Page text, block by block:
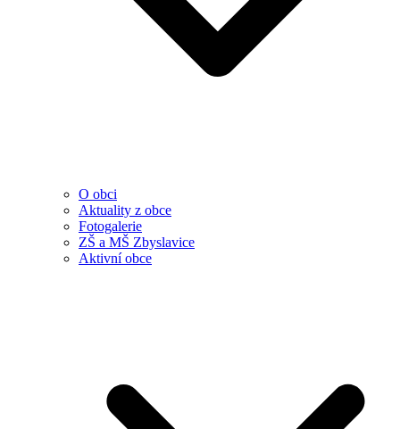
O obci
Aktuality z obce
Fotogalerie
ZŠ a MŠ Zbyslavice
Aktivní obce